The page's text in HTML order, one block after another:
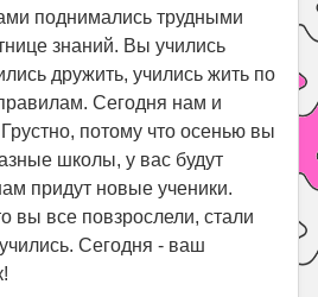
поднимались трудными
знаний. Вы учились
дружить, учились жить по
Сегодня нам и
потому что осенью вы
школы, у вас будут
придут новые ученики.
вы все повзрослели, стали
Сегодня - ваш